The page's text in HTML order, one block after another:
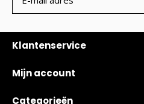
Klantenservice
Mijn account
Categorieën